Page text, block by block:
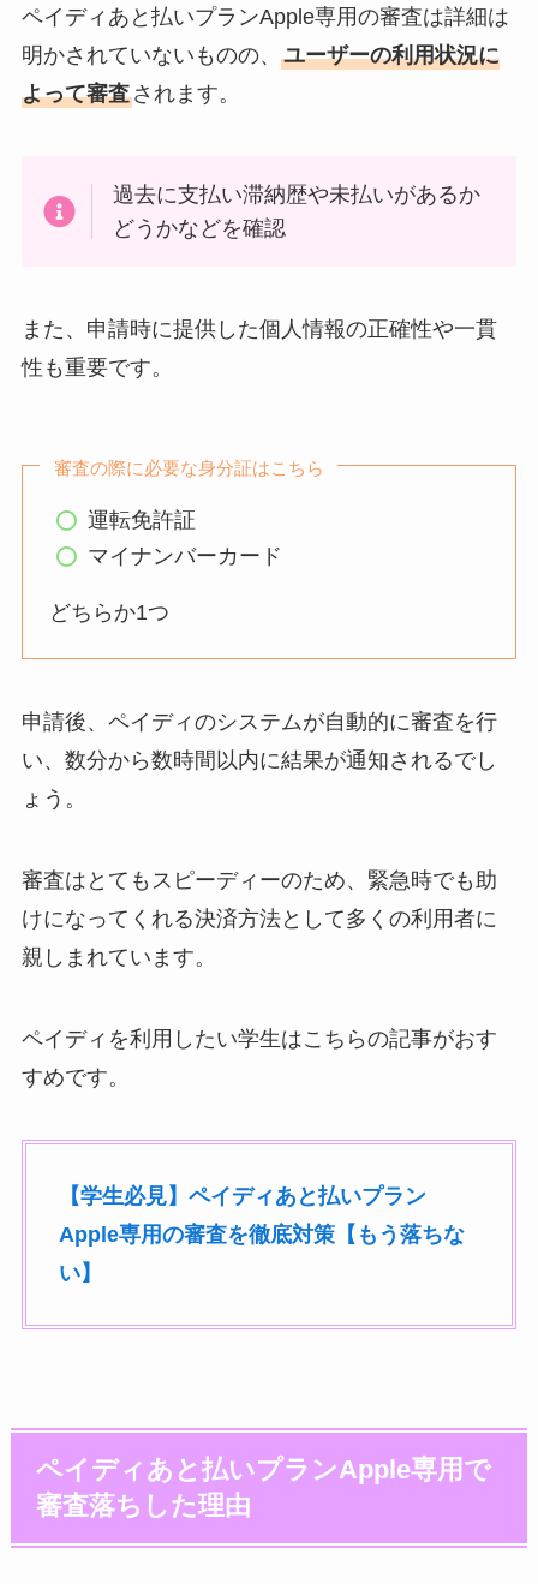
ペイディあと払いプランApple専用の審査は詳細は
明かされていないものの、 ユーザーの利用状況に
よって審査されます。
過去に支払い滞納歴や未払いがあるか
どうかなどを確認
また、申請時に提供した個人情報の正確性や一貫
性も重要です。
審査の際に必要な身分証はこちら
運転免許証
マイナンバーカード
どちらか1つ
申請後、ペイディのシステムが自動的に審査を行
い、数分から数時間以内に結果が通知されるでし
ょう。
審査はとてもスピーディーのため、緊急時でも助
けになってくれる決済方法として多くの利用者に
親しまれています。
ペイディを利用したい学生はこちらの記事がおす
すめです。
【学生必見】ペイディあと払いプラン
Apple専用の審査を徹底対策【もう落ちな
い】
ペイディあと払いプランApple専用で
審査落ちした理由